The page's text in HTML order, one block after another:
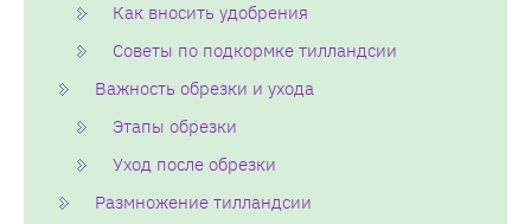
Как вносить удобрения
Советы по подкормке тилландсии
Важность обрезки и ухода
Этапы обрезки
Уход после обрезки
Размножение тилландсии